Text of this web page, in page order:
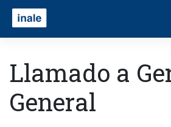
Llamado a
General